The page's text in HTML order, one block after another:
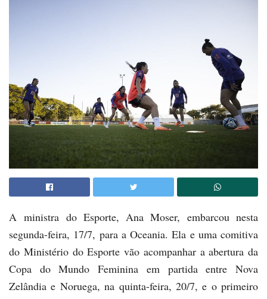
A ministra do Esporte, Ana Moser, embarcou nesta
segunda-feira, 17/7, para a Oceania. Ela e uma comitiva
do Ministério do Esporte vão acompanhar a abertura da
Copa do Mundo Feminina em partida entre Nova
Zelândia e Noruega, na quinta-feira, 20/7, e o primeiro